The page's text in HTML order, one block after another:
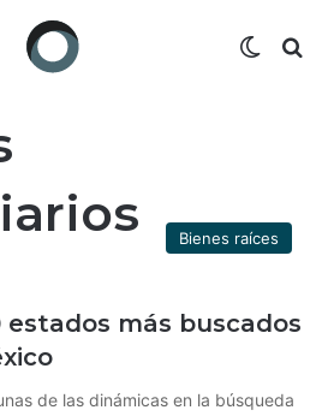
Bienes raíces
estados más buscados
de las dinámicas en la búsqueda